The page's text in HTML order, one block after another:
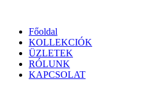
Főoldal
KOLLEKCIÓK
ÜZLETEK
RÓLUNK
KAPCSOLAT